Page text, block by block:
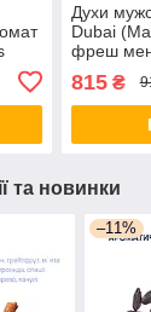
Духи
Dubai
фреш
815₴
та новинки
–11%